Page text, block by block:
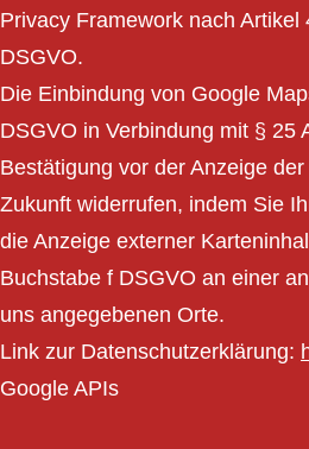
Privacy Framework nach
DSGVO.
Die Einbindung von Google
DSGVO in Verbindung mit § 25
Bestätigung vor der Anzeige
Zukunft widerrufen, indem Sie
die Anzeige externer
Buchstabe f DSGVO an einer
uns angegebenen Orte.
Link zur Datenschutzerklärung:
Google APIs